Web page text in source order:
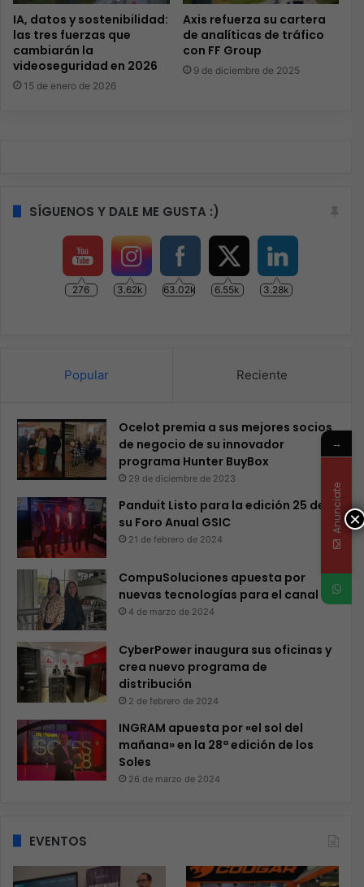
IA, datos y sostenibilidad:
las tres fuerzas que
cambiarán la
videoseguridad en 2026
15 de enero de 2026
Axis refuerza su cartera
de analíticas de tráfico
con FF Group
9 de diciembre de 2025
SÍGUENOS Y DALE ME GUSTA :)
276 3.62k 63.02k 6.55k 3.28k
Popular Reciente
Ocelot premia a sus mejores socios
de negocio de su innovador
programa Hunter BuyBox
29 de diciembre de 2023
Panduit Listo para la edición 25 de
su Foro Anual GSIC
21 de febrero de 2024
CompuSoluciones apuesta por
nuevas tecnologías para el canal
4 de marzo de 2024
CyberPower inaugura sus oficinas y
crea nuevo programa de
distribución
2 de febrero de 2024
INGRAM apuesta por «el sol del
mañana» en la 28ª edición de los
Soles
26 de marzo de 2024
EVENTOS
×
→
Anunciate